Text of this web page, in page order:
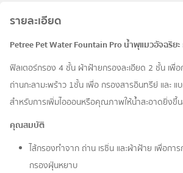
รายละเอียด
Petree Pet Water Fountain Pro น้ำพุแมวอัจฉริ
ฟิลเตอร์กรอง 4 ชั้น ผ้าฝ้ายกรองละเอียด 2 ชั้น เพื่
ถ่านกะลามะพร้าว 1ชั้น เพื่อ กรองสารอินทรีย์ และ แ
สำหรับการเพิ่มไอออนหรือคุณภาพให้น้ำสะอาดยิ่งขึ้
คุณสมบัติ
ไส้กรองทำจาก ถ่าน เรซิ่น และผ้าฝ้าย เพื่อกา
กรองฝุ่นหยาบ